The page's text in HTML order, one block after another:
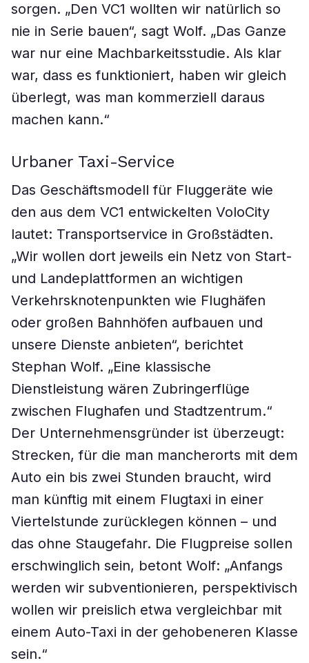
sorgen. „Den VC1 wollten wir natürlich so
nie in Serie bauen“, sagt Wolf. „Das Ganze
war nur eine Machbarkeitsstudie. Als klar
war, dass es funktioniert, haben wir gleich
überlegt, was man kommerziell daraus
machen kann.“
Urbaner Taxi-Service
Das Geschäftsmodell für Fluggeräte wie
den aus dem VC1 entwickelten VoloCity
lautet: Transportservice in Großstädten.
„Wir wollen dort jeweils ein Netz von Start-
und Landeplattformen an wichtigen
Verkehrsknotenpunkten wie Flughäfen
oder großen Bahnhöfen aufbauen und
unsere Dienste anbieten“, berichtet
Stephan Wolf. „Eine klassische
Dienstleistung wären Zubringerflüge
zwischen Flughafen und Stadtzentrum.“
Der Unternehmensgründer ist überzeugt:
Strecken, für die man mancherorts mit dem
Auto ein bis zwei Stunden braucht, wird
man künftig mit einem Flugtaxi in einer
Viertelstunde zurücklegen können – und
das ohne Staugefahr. Die Flugpreise sollen
erschwinglich sein, betont Wolf: „Anfangs
werden wir subventionieren, perspektivisch
wollen wir preislich etwa vergleichbar mit
einem Auto-Taxi in der gehobeneren Klasse
sein.“